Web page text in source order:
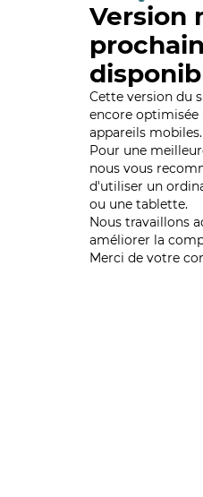
Version
Cette version du
encore optimisée
appareils mobiles.
Pour une
nous vous
d'utiliser un
ou une tablette.
Nous travaillons
améliorer la
Merci de votre